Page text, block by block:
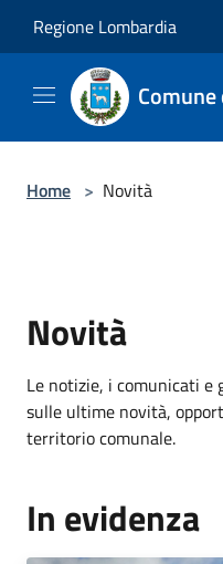
Regione Lombardia
Home > Novità
Novità
Le notizie, i comunicati e
sulle ultime novità,
territorio comunale.
In evidenza